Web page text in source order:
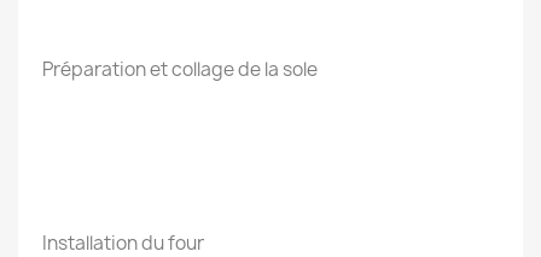
Préparation et collage de la sole
Installation du four